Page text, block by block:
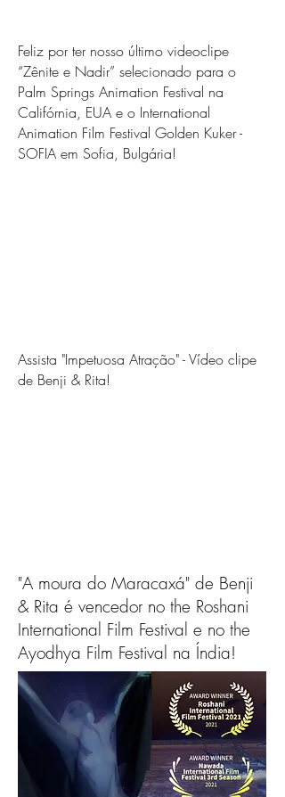
Feliz por ter nosso último videoclipe
“Zênite e Nadir” selecionado para o
Palm Springs Animation Festival na
Califórnia, EUA e o International
Animation Film Festival Golden Kuker -
SOFIA em Sofia, Bulgária!
Assista "Impetuosa Atração" -Vídeo clipe
de Benji & Rita!
"A moura do Maracaxá" de Benji
& Rita é vencedor no the Roshani
International Film Festival e no the
Ayodhya Film Festival na Índia!